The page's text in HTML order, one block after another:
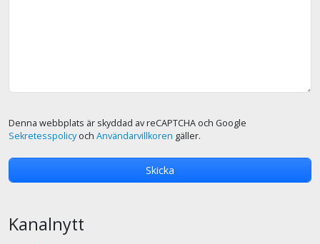
Denna webbplats är skyddad av reCAPTCHA och Google
Sekretesspolicyoch Användarvillkoren gäller.
Kanalnytt